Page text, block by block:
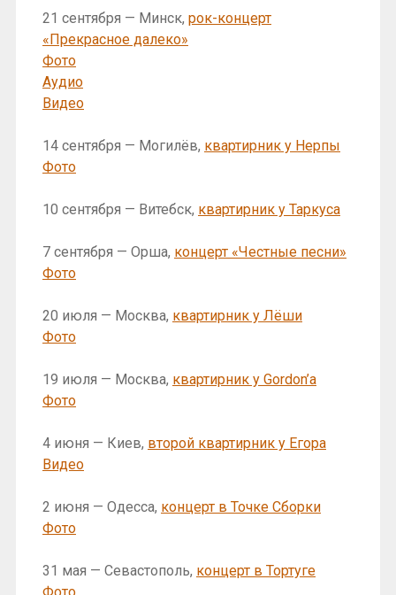
21 сентября — Минск, рок-концерт
«Прекрасное далеко»
Фото
Аудио
Видео
14 сентября — Могилёв, квартирник у Нерпы
Фото
10 сентября — Витебск, квартирник у Таркуса
7 сентября — Орша, концерт «Честные песни»
Фото
20 июля — Москва, квартирник у Лёши
Фото
19 июля — Москва, квартирник у Gordon’a
Фото
4 июня — Киев, второй квартирник у Егора
Видео
2 июня — Одесса, концерт в Точке Сборки
Фото
31 мая — Севастополь, концерт в Тортуге